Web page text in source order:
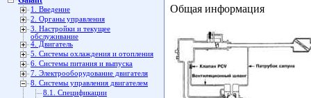
1. Введение
2. Органы управления
3. Настройки и текущее
обслуживание
4. Двигатель
5. Системы охлаждения и отопления
6. Системы питания и выпуска
7. Электрооборудование двигателя
8. Системы управления двигателем
8.1. Спецификации
Общая информация